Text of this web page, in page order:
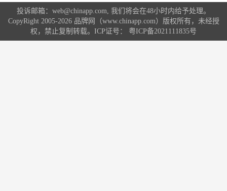
投诉邮箱：web@chinapp.com, 我们将会在48小时内给予处理。
CopyRight 2005-2026 品牌网（www.chinapp.com）版权所有，未经授
权，禁止复制转载。ICP证号： 粤ICP备2021111835号